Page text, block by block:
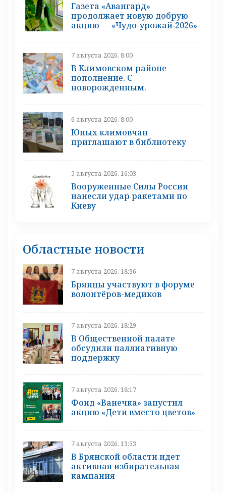
Газета «Авангард»
продолжает новую добрую
акцию — «Чудо-урожай‑2026»
7 августа 2026, 8:00
В Климовском районе
пополнение. С
новорожденным.
6 августа 2026, 8:00
Юных климовчан
приглашают в библиотеку
5 августа 2026, 16:03
Вооруженные Силы России
нанесли удар ракетами по
Киеву
Областные новости
7 августа 2026, 18:36
Брянцы участвуют в форуме
волонтёров-медиков
7 августа 2026, 18:29
В Общественной палате
обсудили паллиативную
поддержку
7 августа 2026, 18:17
Фонд «Ванечка» запустил
акцию «Дети вместо цветов»
7 августа 2026, 13:53
В Брянской области идет
активная избирательная
кампания